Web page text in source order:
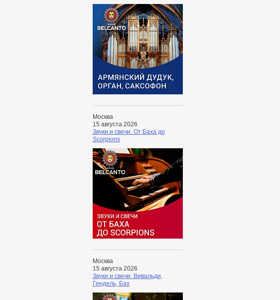
Москва
15 августа 2026
Звуки и свечи. От Баха до
Scorpions
Москва
15 августа 2026
Звуки и свечи. Вивальди,
Гендель, Бах